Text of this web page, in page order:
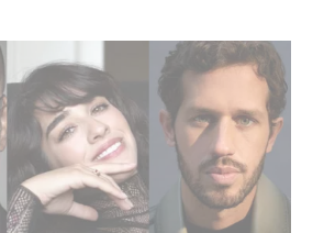
sono ufficialmente iniziate in